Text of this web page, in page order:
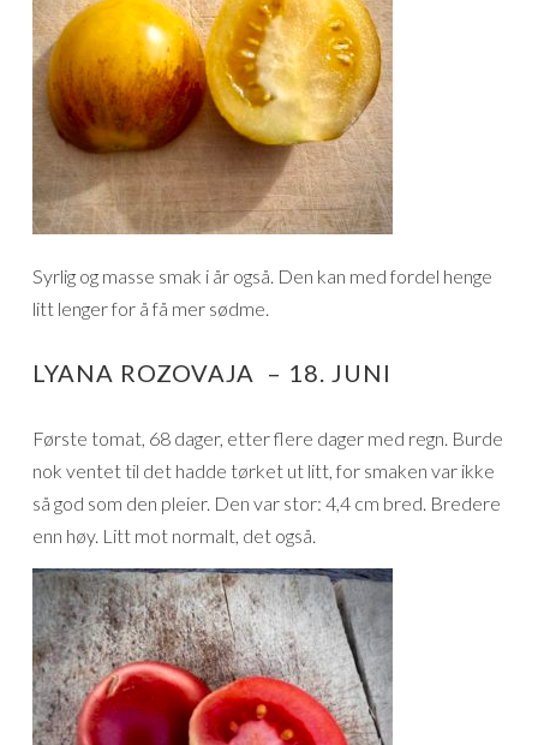
Syrlig og masse smak i år også. Den kan med fordel henge
litt lenger for å få mer sødme.
LYANA ROZOVAJA – 18. JUNI
Første tomat, 68 dager, etter flere dager med regn. Burde
nok ventet til det hadde tørket ut litt, for smaken var ikke
så god som den pleier. Den var stor: 4,4 cm bred. Bredere
enn høy. Litt mot normalt, det også.